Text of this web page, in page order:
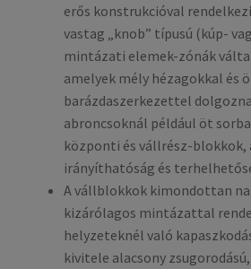
erős konstrukcióval
vastag „knob” típusú (kúp-
mintázati elemek-zónák
amelyek mély hézagokkal és
barázdaszerkezettel
abroncsoknál például öt
központi és vállrész-blokkok,
irányíthatóság és
A vállblokkok kimondottan
kizárólagos mintázattal
helyzeteknél való
kivitele alacsony